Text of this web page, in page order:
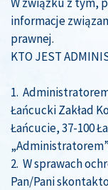
informacje
prawnej.
KTO JEST
1.
Łańcucki Zakład
Łańcucie, 37-100
2. W sprawach
Pan/Pani